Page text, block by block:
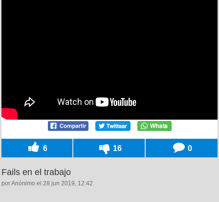
6 16 0
Fails en el trabajo
por Anónimo el 28 jun 2019, 12:42